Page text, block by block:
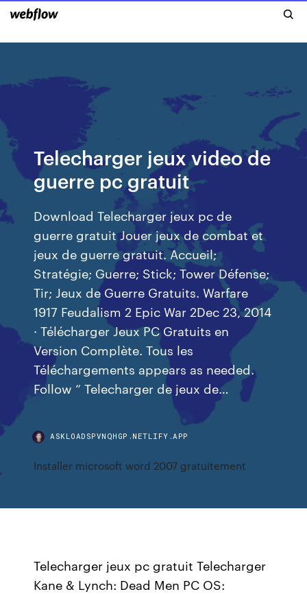
Telecharger jeux video de
guerre pc gratuit
Download Telecharger jeux pc de
guerre gratuit Jouer jeux de combat et
jeux de guerre gratuit. Accueil;
Stratégie; Guerre; Stick; Tower Défense;
Tir; Jeux de Guerre Gratuits. Warfare
1917 Feudalism 2 Epic War 2Dec 23, 2014
· Télécharger Jeux PC Gratuits en
Version Complète. Tous les
Téléchargements appears as needed.
Follow “ Telecharger de jeux de…
ASKLOADSPVNQHGP.NETLIFY.APP
Installer microsoft word 2007 gratuitement
Telecharger jeux pc gratuit Telecharger
Kane & Lynch: Dead Men PC OS: